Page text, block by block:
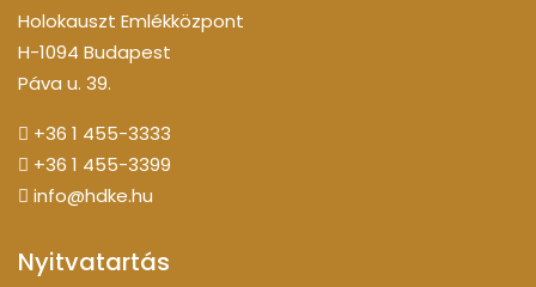
Holokauszt Emlékközpont
H-1094 Budapest
Páva u. 39.
+36 1 455-3333
+36 1 455-3399
info@hdke.hu
Nyitvatartás